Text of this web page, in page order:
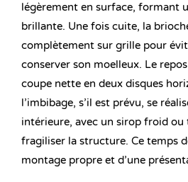
légèrement en surface, formant
brillante. Une fois cuite, la
complètement sur grille pour
conserver son moelleux. Le
coupe nette en deux disques
l’imbibage, s’il est prévu, se
intérieure, avec un sirop froid
fragiliser la structure. Ce temps
montage propre et d’une